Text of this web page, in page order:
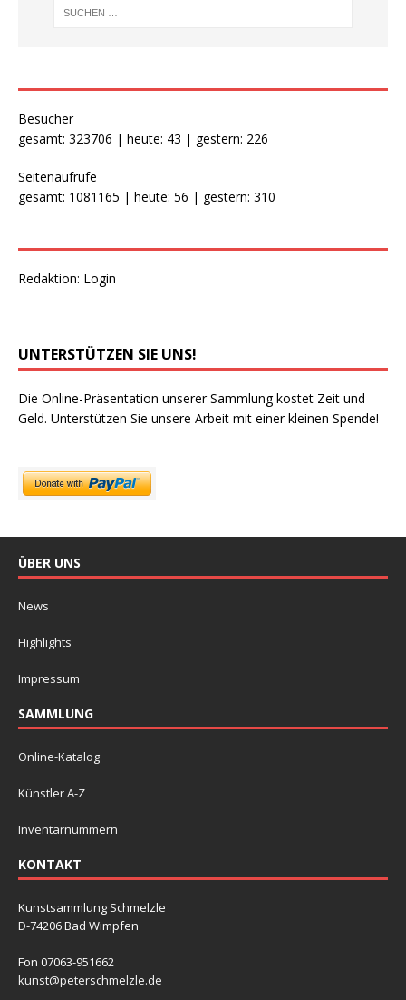
Besucher
gesamt: 323706 | heute: 43 | gestern: 226
Seitenaufrufe
gesamt: 1081165 | heute: 56 | gestern: 310
Redaktion: Login
UNTERSTÜTZEN SIE UNS!
Die Online-Präsentation unserer Sammlung kostet Zeit und
Geld. Unterstützen Sie unsere Arbeit mit einer kleinen Spende!
ÜBER UNS
News
Highlights
Impressum
SAMMLUNG
Online-Katalog
Künstler A-Z
Inventarnummern
KONTAKT
Kunstsammlung Schmelzle
D-74206 Bad Wimpfen
Fon 07063-951662
kunst@peterschmelzle.de